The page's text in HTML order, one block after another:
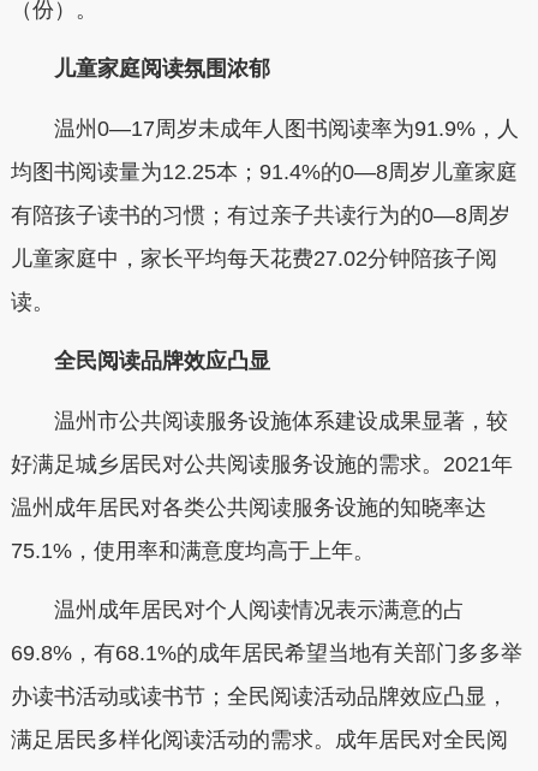
（份）。
儿童家庭阅读氛围浓郁
温州0—17周岁未成年人图书阅读率为91.9%，人
均图书阅读量为12.25本；91.4%的0—8周岁儿童家庭
有陪孩子读书的习惯；有过亲子共读行为的0—8周岁
儿童家庭中，家长平均每天花费27.02分钟陪孩子阅
读。
全民阅读品牌效应凸显
温州市公共阅读服务设施体系建设成果显著，较
好满足城乡居民对公共阅读服务设施的需求。2021年
温州成年居民对各类公共阅读服务设施的知晓率达
75.1%，使用率和满意度均高于上年。
温州成年居民对个人阅读情况表示满意的占
69.8%，有68.1%的成年居民希望当地有关部门多多举
办读书活动或读书节；全民阅读活动品牌效应凸显，
满足居民多样化阅读活动的需求。成年居民对全民阅